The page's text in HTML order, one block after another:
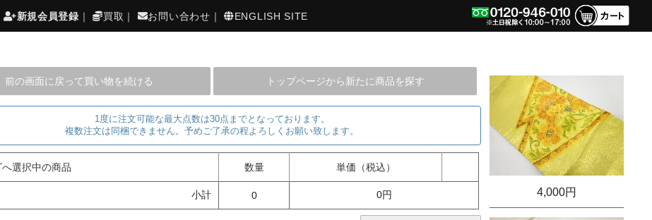
新規会員登録 ｜ 買取 ｜ お問い合わせ ｜ ENGLISH SITE
前の画面に戻って買い物を続ける トップページから新たに商品を探す
1度に注文可能な最大点数は30点までとなっております。
複数注文は同梱できません。予めご了承の程よろしくお願い致します。
選択中の商品 数量 単価（税込）
小計 0 0円 4,000円